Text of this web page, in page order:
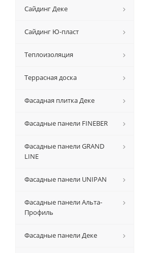
Сайдинг Деке
Сайдинг Ю-пласт
Теплоизоляция
Террасная доска
Фасадная плитка Деке
Фасадные панели FINEBER
Фасадные панели GRAND
LINE
Фасадные панели UNIPAN
Фасадные панели Альта-
Профиль
Фасадные панели Деке